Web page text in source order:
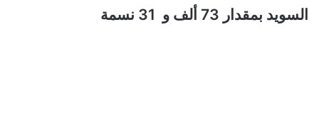
السويد بمقدار 73 ألف و 31 نسمة